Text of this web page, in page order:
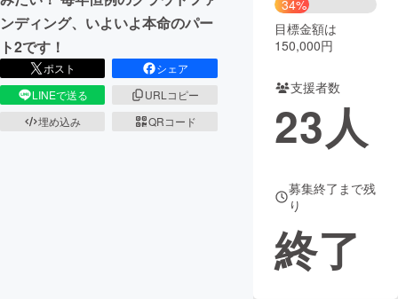
まちづくり・地域活性化
CAMPFIRE for Social Good CAMPFIRE Creation
CAMPFIREふるさと納税
コミュニティ
ンディング、いよいよ本命のパー
ト2です！
ポスト
シェア
LINEで送る
URLコピー
埋め込み
QRコード
34%
目標金額は
150,000円
支援者数
23人
募集終了まで残
り
終了